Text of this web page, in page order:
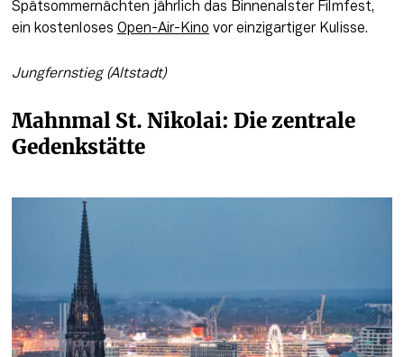
Spätsommernächten jährlich das Binnenalster Filmfest,
ein kostenloses Open-Air-Kino vor einzigartiger Kulisse.
Jungfernstieg (Altstadt)
Mahnmal St. Nikolai: Die zentrale
Gedenkstätte